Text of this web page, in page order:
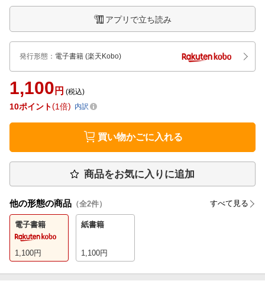
アプリで立ち読み
発行形態 ： 電子書籍 (楽天Kobo)
1,100 円 (税込)
10ポイント 1倍 内訳
買い物かごに入れる
商品をお気に入りに追加
他の形態の商品 （全2件） すべて見る
電子書籍
1,100円
紙書籍
1,100円